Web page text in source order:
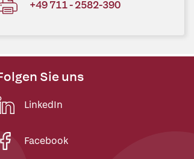
+49 711 - 2582-390
Sie uns
LinkedIn
Facebook